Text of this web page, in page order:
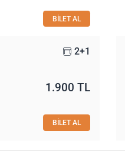
BİLET AL
2+1
1.900 TL
BİLET AL